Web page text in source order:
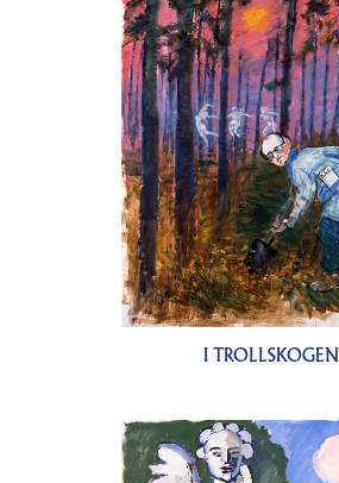
I TROLLSKOGEN